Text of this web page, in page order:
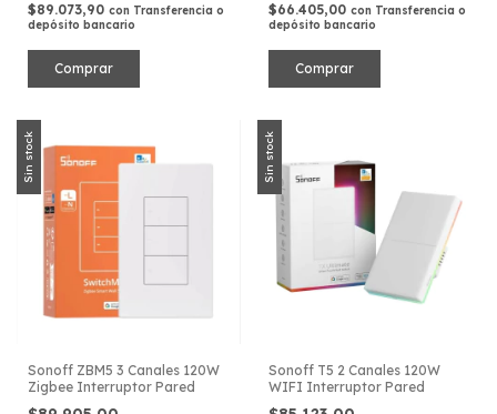
$89.073,90 con Transferencia o
depósito bancario
$66.405,00 con Transferencia o
depósito bancario
Sin stock
Sonoff ZBM5 3 Canales 120W
Zigbee Interruptor Pared
Sin stock
Sonoff T5 2 Canales 120W
WIFI Interruptor Pared